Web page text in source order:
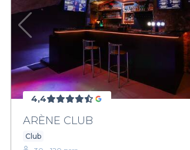
Si vous êtes prêt à plonger dans
faites de votre événement un
4,4
ARÈNE CLUB
Club